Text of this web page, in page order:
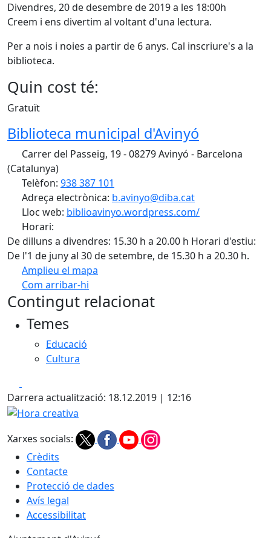
Divendres, 20 de desembre de 2019 a les 18:00h
Creem i ens divertim al voltant d'una lectura.
Per a nois i noies a partir de 6 anys. Cal inscriure's a la
biblioteca.
Quin cost té:
Gratuït
Biblioteca municipal d'Avinyó
Carrer del Passeig, 19 - 08279 Avinyó - Barcelona
(Catalunya)
Telèfon: 938 387 101
Adreça electrònica: b.avinyo@diba.cat
Lloc web: biblioavinyo.wordpress.com/
Horari:
De dilluns a divendres: 15.30 h a 20.00 h Horari d'estiu:
De l'1 de juny al 30 de setembre, de 15.30 h a 20.30 h.
Amplieu el mapa
Com arribar-hi
+
Contingut relacionat
Temes
Educació
Cultura
Darrera actualització: 18.12.2019 | 12:16
Hora creativa
Xarxes socials:
Crèdits
Contacte
Protecció de dades
Avís legal
Accessibilitat